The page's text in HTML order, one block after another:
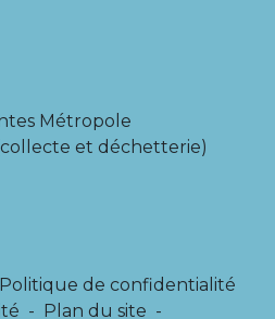
Métropole
et déchetterie)
Politique de confidentialité
- Plan du site -